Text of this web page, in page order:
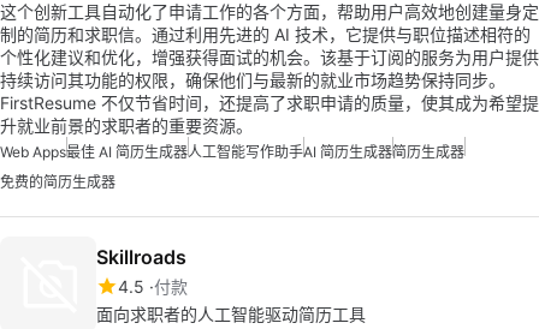
这个创新工具自动化了申请工作的各个方面，帮助用户高效地创建量身定
制的简历和求职信。通过利用先进的 AI 技术，它提供与职位描述相符的
个性化建议和优化，增强获得面试的机会。该基于订阅的服务为用户提供
持续访问其功能的权限，确保他们与最新的就业市场趋势保持同步。
FirstResume 不仅节省时间，还提高了求职申请的质量，使其成为希望提
升就业前景的求职者的重要资源。
Web Apps最佳 AI 简历生成器人工智能写作助手AI 简历生成器简历生成器
免费的简历生成器
Skillroads
4.5 付款
面向求职者的人工智能驱动简历工具